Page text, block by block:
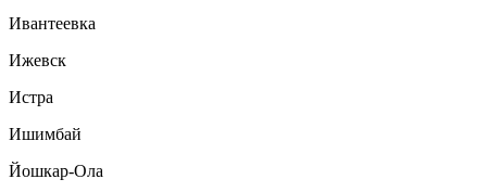
Ивантеевка
Ижевск
Истра
Ишимбай
Йошкар-Ола